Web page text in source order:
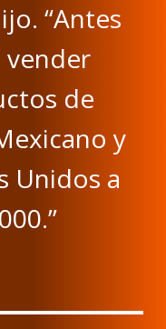
“Antes
vender
de
y
Unidos a